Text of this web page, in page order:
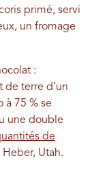
primé, servi
un fromage
:
de terre d’un
à 75 % se
une double
de
Utah.